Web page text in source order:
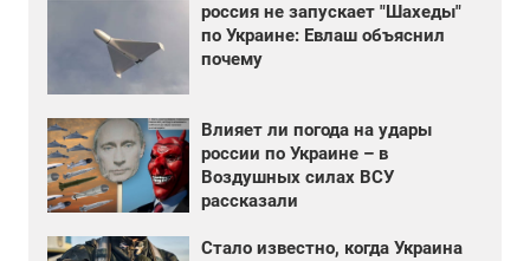
россия не запускает "Шахеды"
по Украине: Евлаш объяснил
почему
Влияет ли погода на удары
россии по Украине – в
Воздушных силах ВСУ
рассказали
Стало известно, когда Украина